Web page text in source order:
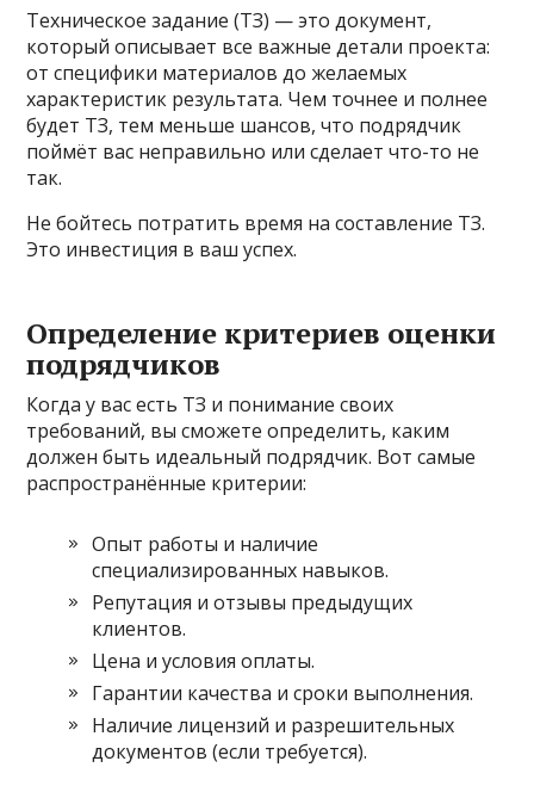
Техническое задание (ТЗ) — это документ,
который описывает все важные детали проекта:
от специфики материалов до желаемых
характеристик результата. Чем точнее и полнее
будет ТЗ, тем меньше шансов, что подрядчик
поймёт вас неправильно или сделает что-то не
так.
Не бойтесь потратить время на составление ТЗ.
Это инвестиция в ваш успех.
Определение критериев оценки
подрядчиков
Когда у вас есть ТЗ и понимание своих
требований, вы сможете определить, каким
должен быть идеальный подрядчик. Вот самые
распространённые критерии:
Опыт работы и наличие
специализированных навыков.
Репутация и отзывы предыдущих
клиентов.
Цена и условия оплаты.
Гарантии качества и сроки выполнения.
Наличие лицензий и разрешительных
документов (если требуется).